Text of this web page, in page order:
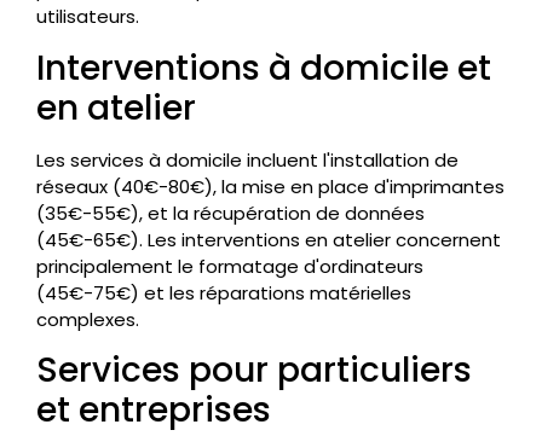
utilisateurs.
Interventions à domicile et
en atelier
Les services à domicile incluent l'installation de
réseaux (40€-80€), la mise en place d'imprimantes
(35€-55€), et la récupération de données
(45€-65€). Les interventions en atelier concernent
principalement le formatage d'ordinateurs
(45€-75€) et les réparations matérielles
complexes.
Services pour particuliers
et entreprises